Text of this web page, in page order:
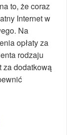
to, że coraz
Internet w
Na
opłaty za
rodzaju
za dodatkową